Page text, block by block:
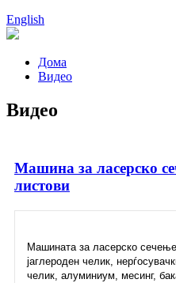
English
Дома
Видео
Видео
Машина за ласерско
листови
Машината за ласерско
јаглероден челик,
челик, алуминиум, месинг,